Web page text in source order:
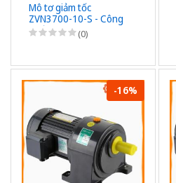
Mô tơ giảm tốc
ZVN3700-10-S - Công
suất 3700W (5HP) -
1/10 - Chân đế - 3Pha
(0)
-16%